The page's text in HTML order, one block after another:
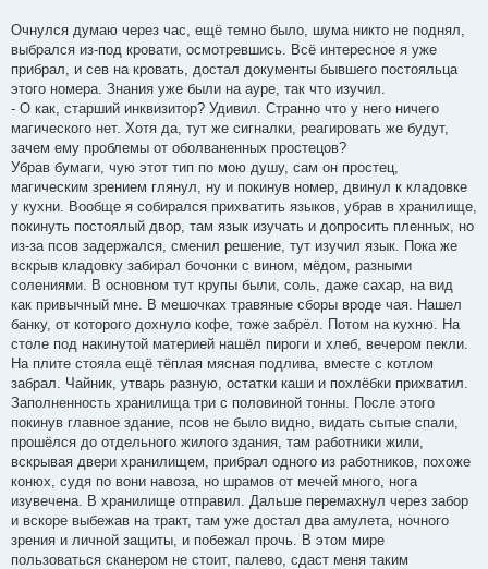
Очнулся думаю через час, ещё темно было, шума никто не поднял,
выбрался из-под кровати, осмотревшись. Всё интересное я уже
прибрал, и сев на кровать, достал документы бывшего постояльца
этого номера. Знания уже были на ауре, так что изучил.
- О как, старший инквизитор? Удивил. Странно что у него ничего
магического нет. Хотя да, тут же сигналки, реагировать же будут,
зачем ему проблемы от оболваненных простецов?
Убрав бумаги, чую этот тип по мою душу, сам он простец,
магическим зрением глянул, ну и покинув номер, двинул к кладовке
у кухни. Вообще я собирался прихватить языков, убрав в хранилище,
покинуть постоялый двор, там язык изучать и допросить пленных, но
из-за псов задержался, сменил решение, тут изучил язык. Пока же
вскрыв кладовку забирал бочонки с вином, мёдом, разными
солениями. В основном тут крупы были, соль, даже сахар, на вид
как привычный мне. В мешочках травяные сборы вроде чая. Нашел
банку, от которого дохнуло кофе, тоже забрёл. Потом на кухню. На
столе под накинутой материей нашёл пироги и хлеб, вечером пекли.
На плите стояла ещё тёплая мясная подлива, вместе с котлом
забрал. Чайник, утварь разную, остатки каши и похлёбки прихватил.
Заполненность хранилища три с половиной тонны. После этого
покинув главное здание, псов не было видно, видать сытые спали,
прошёлся до отдельного жилого здания, там работники жили,
вскрывая двери хранилищем, прибрал одного из работников, похоже
конюх, судя по вони навоза, но шрамов от мечей много, нога
изувечена. В хранилище отправил. Дальше перемахнул через забор
и вскоре выбежав на тракт, там уже достал два амулета, ночного
зрения и личной защиты, и побежал прочь. В этом мире
пользоваться сканером не стоит, палево, сдаст меня таким